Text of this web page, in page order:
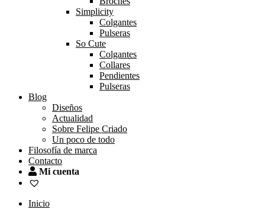
Simplicity
Colgantes
Pulseras
So Cute
Colgantes
Collares
Pendientes
Pulseras
Blog
Diseños
Actualidad
Sobre Felipe Criado
Un poco de todo
Filosofía de marca
Contacto
Mi cuenta
Inicio